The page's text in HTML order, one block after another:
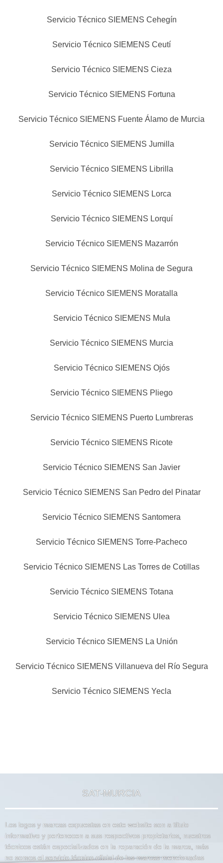
Servicio Técnico SIEMENS Cehegín
Servicio Técnico SIEMENS Ceutí
Servicio Técnico SIEMENS Cieza
Servicio Técnico SIEMENS Fortuna
Servicio Técnico SIEMENS Fuente Álamo de Murcia
Servicio Técnico SIEMENS Jumilla
Servicio Técnico SIEMENS Librilla
Servicio Técnico SIEMENS Lorca
Servicio Técnico SIEMENS Lorquí
Servicio Técnico SIEMENS Mazarrón
Servicio Técnico SIEMENS Molina de Segura
Servicio Técnico SIEMENS Moratalla
Servicio Técnico SIEMENS Mula
Servicio Técnico SIEMENS Murcia
Servicio Técnico SIEMENS Ojós
Servicio Técnico SIEMENS Pliego
Servicio Técnico SIEMENS Puerto Lumbreras
Servicio Técnico SIEMENS Ricote
Servicio Técnico SIEMENS San Javier
Servicio Técnico SIEMENS San Pedro del Pinatar
Servicio Técnico SIEMENS Santomera
Servicio Técnico SIEMENS Torre-Pacheco
Servicio Técnico SIEMENS Las Torres de Cotillas
Servicio Técnico SIEMENS Totana
Servicio Técnico SIEMENS Ulea
Servicio Técnico SIEMENS La Unión
Servicio Técnico SIEMENS Villanueva del Río Segura
Servicio Técnico SIEMENS Yecla
SAT-MURCIA
Los logos y marcas expuestas en este website son a título
informativo y pertenecen a sus respectivos propietarios, nuestros
técnicos están especializados en la reparación de la marca, más
no somos el servicio técnico oficial de las marcas mencionadas